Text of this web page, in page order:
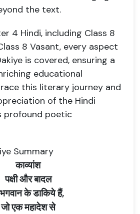
the text.
4 Hindi, including Class 8
8 Vasant, every aspect
is covered, ensuring a
educational
this literary journey and
of the Hindi
profound poetic
Summary
काव्यांश
पक्षी और बादल
के डाकिये हैं,
जो एक महादेश से